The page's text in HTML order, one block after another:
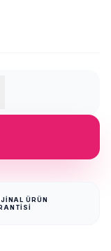
ÜRÜN